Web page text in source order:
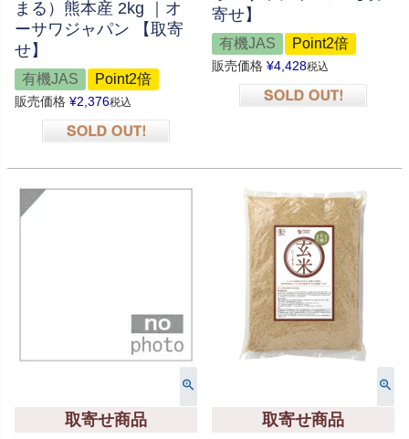
まる）熊本産 2kg ｜オ
ーサワジャパン 【取寄
せ】
有機JAS Point2倍
販売価格 ¥2,376税込
寄せ】
有機JAS Point2倍
販売価格 ¥4,428税込
取寄せ商品 取寄せ商品